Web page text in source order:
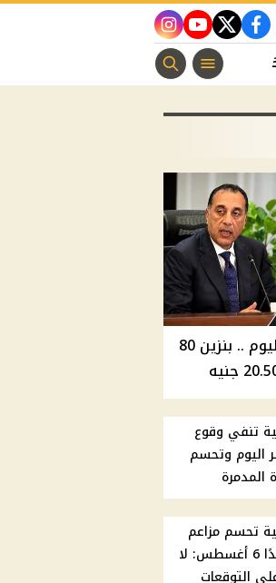
facebook
twitter
youtube
instagram
الفن منوعات مسيحية
أسعار الوقود في مصر اليوم .. بنزين 80
تنفي وقوع
اليوم وتحسم
المدمرة
تحسم مزاعم
وقوع زلزال غدًا 6 أغسطس: لا
التوقعات